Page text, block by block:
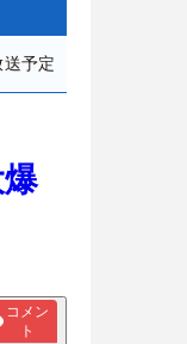
予定
コメン
ト